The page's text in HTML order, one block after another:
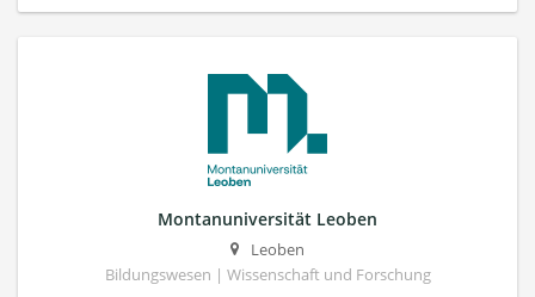
Montanuniversität Leoben
Leoben
Bildungswesen | Wissenschaft und Forschung